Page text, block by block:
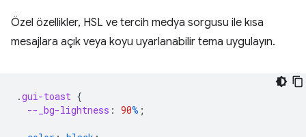
Özel özellikler, HSL ve tercih medya sorgusu ile kısa
mesajlara açık veya koyu uyarlanabilir tema uygulayın.
.gui-toast {
--_bg-lightness : 90% ;